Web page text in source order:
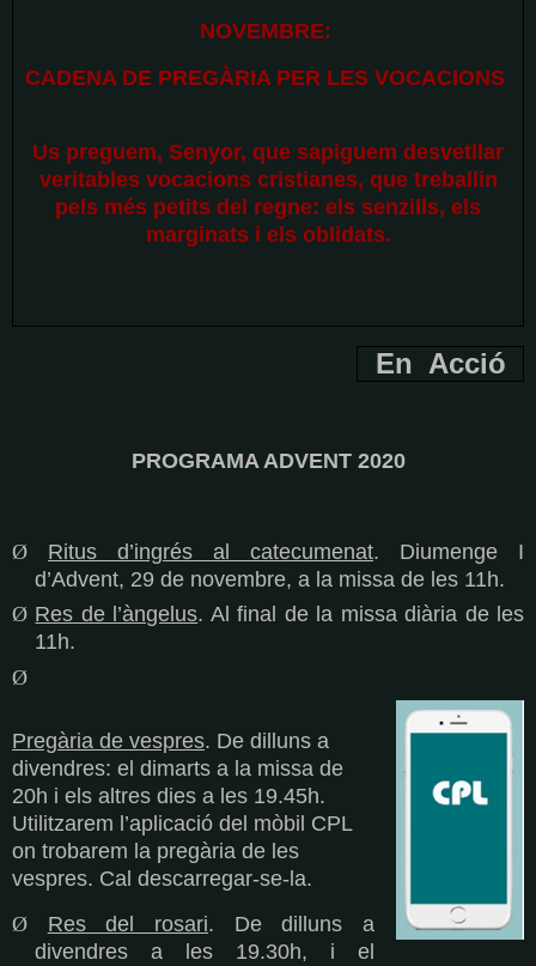
NOVEMBRE:
CADENA DE PREGÀRIA PER LES VOCACIONS
Us preguem, Senyor, que sapiguem desvetllar
veritables vocacions cristianes, que treballin
pels més petits del regne: els senzills, els
marginats i els oblidats.
En Acció
PROGRAMA ADVENT 2020
Ø Ritus d’ingrés al catecumenat. Diumenge I
d’Advent, 29 de novembre, a la missa de les 11h.
Ø Res de l’àngelus. Al final de la missa diària de les
11h.
Ø
Pregària de vespres. De dilluns a
divendres: el dimarts a la missa de
20h i els altres dies a les 19.45h.
Utilitzarem l’aplicació del mòbil CPL
on trobarem la pregària de les
vespres. Cal descarregar-se-la.
Ø
Res del rosari. De dilluns a
divendres a les 19.30h, i el